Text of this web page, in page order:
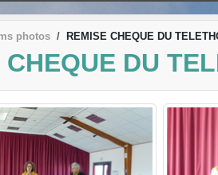
photos REMISE CHEQUE DU
CHEQUE DU